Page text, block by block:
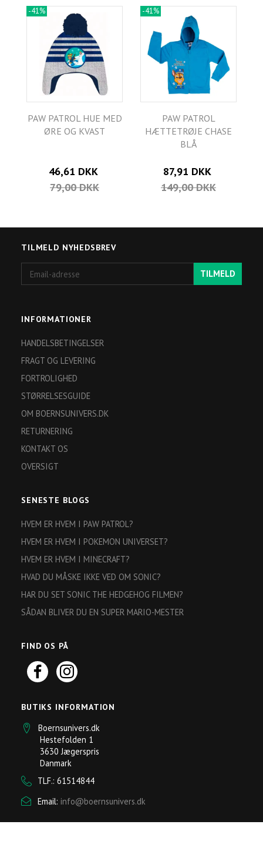
-41%
PAW PATROL HUE MED
ØRE OG KVAST
46,61 DKK
79,00 DKK
-41%
PAW PATROL
HÆTTETRØJE CHASE
BLÅ
87,91 DKK
149,00 DKK
TILMELD NYHEDSBREV
adresse
TILMELD
INFORMATIONER
HANDELSBETINGELSER
FRAGT OG LEVERING
FORTROLIGHED
STØRRELSESGUIDE
OM BOERNSUNIVERS.DK
RETURNERING
KONTAKT OS
OVERSIGT
SENESTE BLOGS
HVEM ER HVEM I PAW PATROL?
HVEM ER HVEM I POKEMON UNIVERSET?
HVEM ER HVEM I MINECRAFT?
HVAD DU MÅSKE IKKE VED OM SONIC?
HAR DU SET SONIC THE HEDGEHOG FILMEN?
SÅDAN BLIVER DU EN SUPER MARIO-MESTER
FIND OS PÅ
BUTIKS INFORMATION
Boernsunivers.dk
Hestefolden 1
3630 Jægerspris
Danmark
TLF.: 61514844
Email: info@boernsunivers.dk